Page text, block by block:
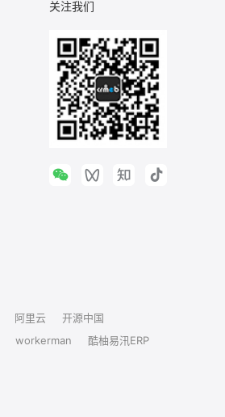
关注我们
阿里云
开源中国
workerman
酷柚易汛ERP